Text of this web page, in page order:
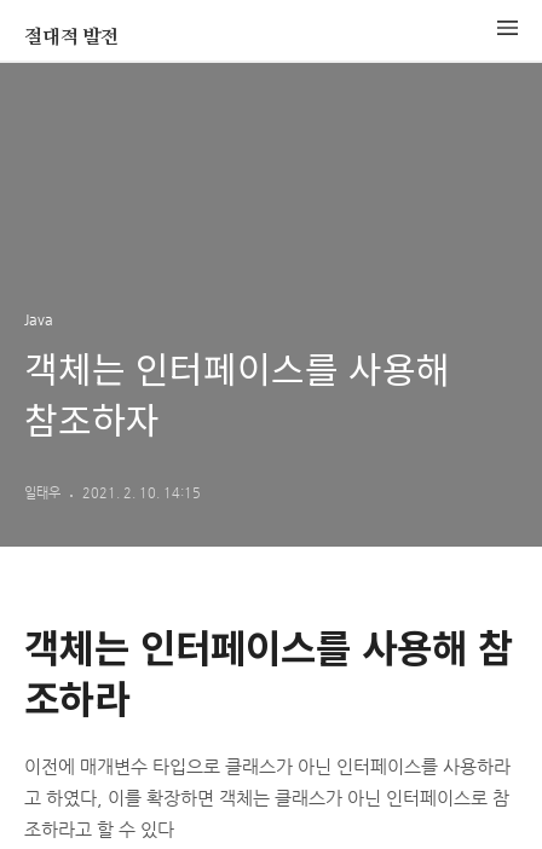
절대적 발전
Java
객체는 인터페이스를 사용해
참조하자
일태우 2021. 2. 10. 14:15
객체는 인터페이스를 사용해 참
조하라
이전에 매개변수 타입으로 클래스가 아닌 인터페이스를 사용하라
고 하였다, 이를 확장하면 객체는 클래스가 아닌 인터페이스로 참
조하라고 할 수 있다